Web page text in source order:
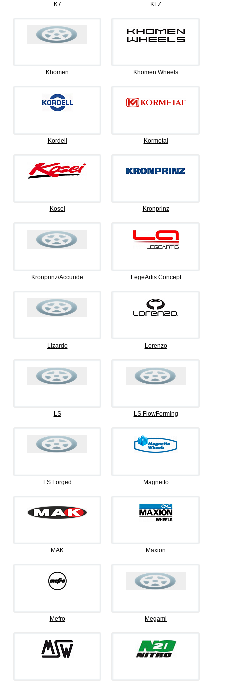
K7 KFZ
Khomen Khomen Wheels
Kordell Kormetal
Kosei Kronprinz
Kronprinz/Accuride LegeArtis Concept
Lizardo Lorenzo
LS LS FlowForming
LS Forged Magnetto
MAK Maxion
Mefro Megami